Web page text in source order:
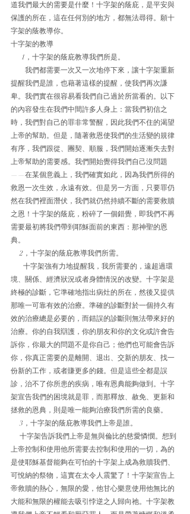
道我們最大的需要是什麼！十字架的蔭庇，是平安與
保護的所在，這在任何別的地方，都無法尋得。願十
字架的蔭教導你。
十字架的教導
      1，十字架的蔭庇教導我們所是。
提醒我們是誰，也藉著這樣的提醒，使我們再次謙
卑。我們實在很容易看我們自己過於所當看的。以下
的內容發生在我們中間許多人身上：當我們初信之
時，我們對自己的罪非常警醒，因此我們不住的渴望
上帝的幫助。但是，隨著救恩使我們的生活變的規律
有序，我們跟從、團契、順服，我們開始逐漸失去對
上帝幫助的需要感。我們開始覺得我們自己沒問題
——在某個意義上，我們確實如此，因為我們所得的
救恩一次生效，永遠有效。但是另一方面，只要罪仍
然在我們裡面潛伏，我們就仍然持續不斷的需要救贖
之恩！十字架的蔭庇，粉碎了一個錯覺，即我們不再
需要最初將我們帶到耶穌面前的東西：那神聖的恩
典。
     2，十字架的蔭庇教導我們所需。
境、關係、經濟狀況或者身體情況的改變。十字架是
終極的診斷，它準確地指出病灶的所在，然後又提供
那唯一可靠有效的治療。準確的診斷對於一個持久有
效的治療總是必要的，而錯誤的診斷則無法帶來好的
治療。你的自我辯護，你的朋友和你的文化或許會告
訴你，你最大的問題不是你自己；他們也可能會告訴
你，你真正需要的是離開、退出、交新的朋友、找一
份新的工作，或者賺更多的錢。但是這些全都是誤
診，治不了你所患的疾病，唯有恩典能夠做到。十字
架宣告我們的困境就是罪，而那釋放、赦免、更新和
拯救的恩典，則是唯一能夠治療我們所需的良藥。
     3，十字架的蔭庇教導我們上帝是誰。
上帝控制和使用他所需要去控制和使用的一切，為的
是使耶穌基督能夠在可怕的十字架上成為救贖我們、
可悅納的祭物，這實在太令人震驚了！十字架宣告上
帝救贖的熱心，無限的愛，他甘心樂意使用他無比的
大能和無限的權能去吸引悖逆之人歸向祂。十字架教